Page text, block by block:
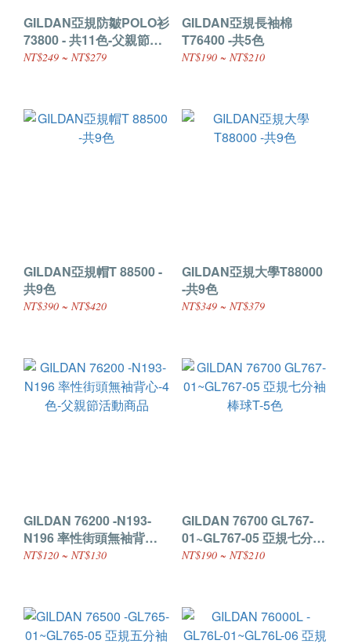
GILDAN亞規防皺POLO衫
73800 - 共11色-父親節活
動商品
NT$249 ~ NT$279
GILDAN亞規長袖棉
T76400 -共5色
NT$190 ~ NT$210
GILDAN亞規帽T 88500 -
共9色
NT$390 ~ NT$420
GILDAN亞規大學T88000
-共9色
NT$349 ~ NT$379
GILDAN 76200 -N193-
N196 率性街頭無袖背心-4
色-父親節活動商品
NT$120 ~ NT$130
GILDAN 76700 GL767-
01~GL767-05 亞規七分袖
棒球T-5色
NT$190 ~ NT$210